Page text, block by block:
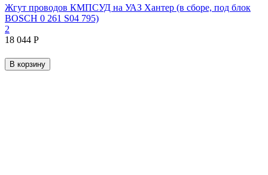
Жгут проводов КМПСУД на УАЗ Хантер (в сборе, под блок
BOSCH 0 261 S04 795)
2
18 044 Р
В корзину